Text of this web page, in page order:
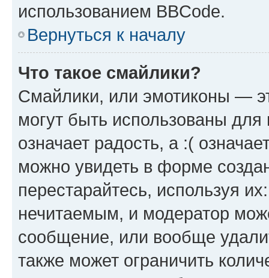
использованием BBCode.
Вернуться к началу
Что такое смайлики?
Смайлики, или эмотиконы —
могут быть использованы
означает радость, а :(
можно увидеть в форме
перестарайтесь, используя
нечитаемым, и модератор
сообщение, или вообще
также может ограничить